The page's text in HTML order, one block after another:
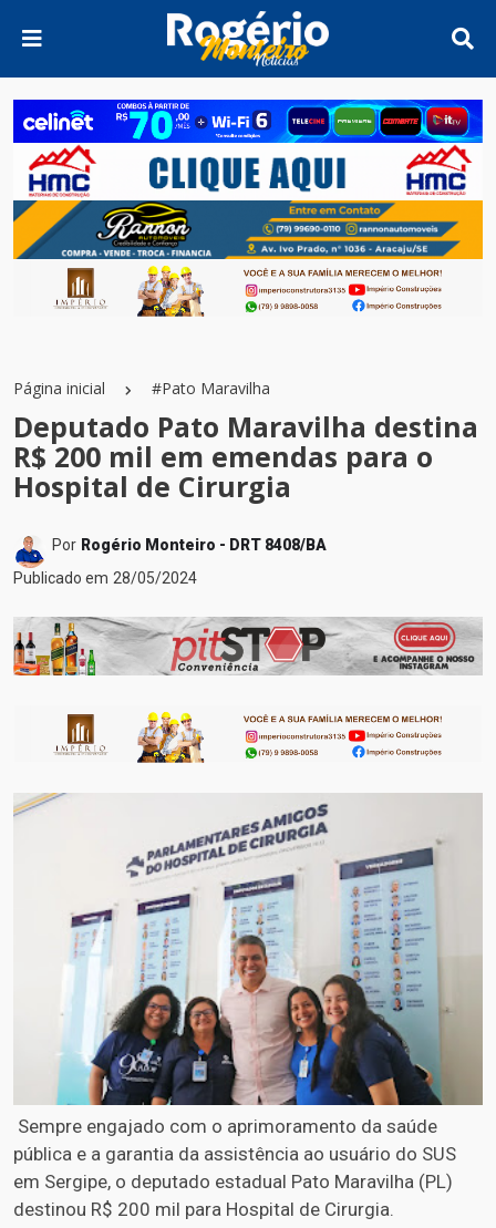
Página inicial #Pato Maravilha
Deputado Pato Maravilha destina
R$ 200 mil em emendas para o
Hospital de Cirurgia
Por Rogério Monteiro - DRT 8408/BA
Publicado em 28/05/2024
Sempre engajado com o aprimoramento da saúde
pública e a garantia da assistência ao usuário do SUS
em Sergipe, o deputado estadual Pato Maravilha (PL)
destinou R$ 200 mil para Hospital de Cirurgia.